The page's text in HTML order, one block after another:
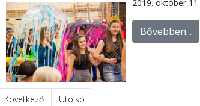
2019. október 11.
Bővebben...
Következő Utolsó